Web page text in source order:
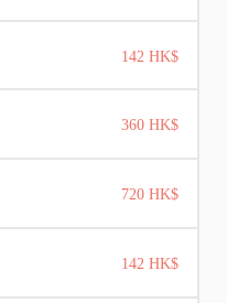
142 HK$
360 HK$
720 HK$
142 HK$